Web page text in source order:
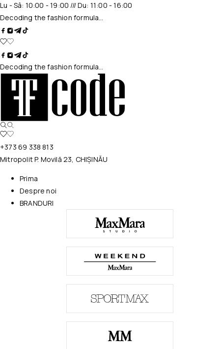
Lu - Sâ: 10:00 - 19:00 /// Du: 11:00 - 16:00
Decoding the fashion formula…
Decoding the fashion formula…
+373 69 338 813
Mitropolit P. Movilă 23, CHIȘINĂU
Prima
Despre noi
BRANDURI